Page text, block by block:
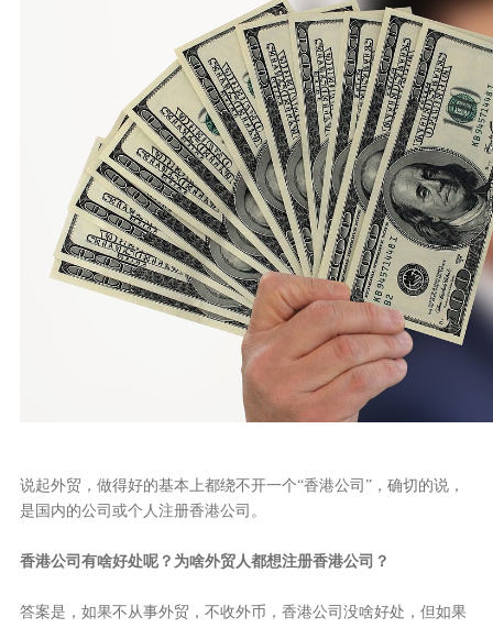
说起外贸，做得好的基本上都绕不开一个“香港公司”，确切的说，
是国内的公司或个人注册香港公司。
香港公司有啥好处呢？为啥外贸人都想注册香港公司？
答案是，如果不从事外贸，不收外币，香港公司没啥好处，但如果